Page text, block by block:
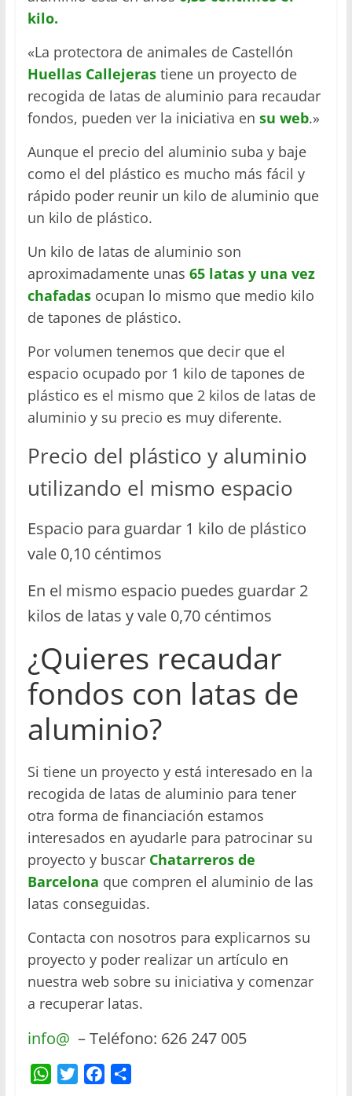
kilo.
«La protectora de animales de Castellón
Huellas Callejerastiene un proyecto de
recogida de latas de aluminio para recaudar
fondos, pueden ver la iniciativa en su web.»
Aunque el precio del aluminio suba y baje
como el del plástico es mucho más fácil y
rápido poder reunir un kilo de aluminio que
un kilo de plástico.
Un kilo de latas de aluminio son
aproximadamente unas 65 latas y una vez
chafadasocupan lo mismo que medio kilo
de tapones de plástico.
Por volumen tenemos que decir que el
espacio ocupado por 1 kilo de tapones de
plástico es el mismo que 2 kilos de latas de
aluminio y su precio es muy diferente.
Precio del plástico y aluminio
utilizando el mismo espacio
Espacio para guardar 1 kilo de plástico
vale 0,10 céntimos
En el mismo espacio puedes guardar 2
kilos de latas y vale 0,70 céntimos
¿Quieres recaudar
fondos con latas de
aluminio?
Si tiene un proyecto y está interesado en la
recogida de latas de aluminio para tener
otra forma de financiación estamos
interesados en ayudarle para patrocinar su
proyecto y buscar Chatarreros de
Barcelona que compren el aluminio de las
latas conseguidas.
Contacta con nosotros para explicarnos su
proyecto y poder realizar un artículo en
nuestra web sobre su iniciativa y comenzar
a recuperar latas.
info@ – Teléfono: 626 247 005
W